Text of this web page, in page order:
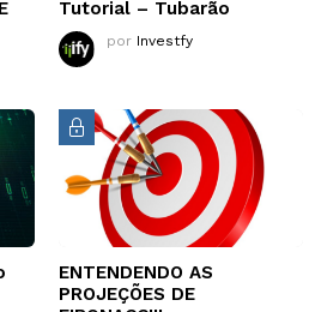
Tutorial – Tubarão
por Investfy
ENTENDENDO AS
PROJEÇÕES DE